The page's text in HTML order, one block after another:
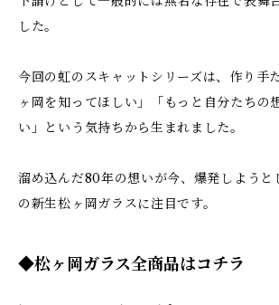
した。
今回の虹のスキャットシリーズは、作り手
ヶ岡を知ってほしい」「もっと自分たちの
い」という気持ちから生まれました。
溜め込んだ80年の想いが今、爆発しようと
の新生松ヶ岡ガラスに注目です。
◆松ヶ岡ガラス全商品はコチラ